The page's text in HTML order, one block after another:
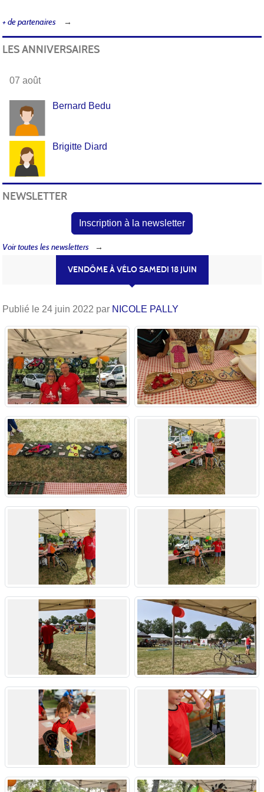
VENDÔME À VÉLO SAMEDI 18 JUIN
Publié le 24 juin 2022 par NICOLE PALLY
+ de partenaires
LES ANNIVERSAIRES
07 août
Bernard Bedu
Brigitte Diard
NEWSLETTER
Inscription à la newsletter
Voir toutes les newsletters